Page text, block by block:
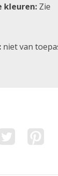
kleuren: Zie
niet van